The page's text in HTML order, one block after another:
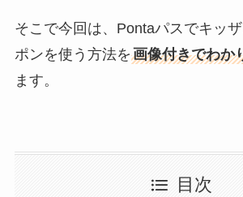
そこで今回は、Pontaパスでキッ
ポンを使う方法を画像付きでわか
ます。
目次